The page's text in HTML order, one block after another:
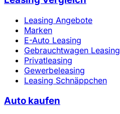
Leasing Angebote
Marken
E-Auto Leasing
Gebrauchtwagen Leasing
Privatleasing
Gewerbeleasing
Leasing Schnäppchen
Auto kaufen